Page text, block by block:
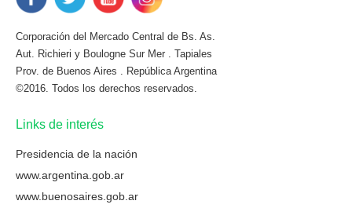
Corporación del Mercado Central de Bs. As.
Aut. Richieri y Boulogne Sur Mer . Tapiales
Prov. de Buenos Aires . República Argentina
©2016. Todos los derechos reservados.
Links de interés
Presidencia de la nación
www.argentina.gob.ar
www.buenosaires.gob.ar